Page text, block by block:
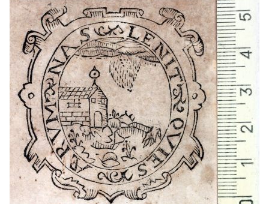
1608 - 1646 Barcelona (Cataluña)